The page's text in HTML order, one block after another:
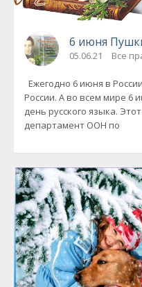
6 июня
05.06.21 Все
Ежегодно 6 июня в
России. А во всем мире
день русского языка.
департамент ООН по